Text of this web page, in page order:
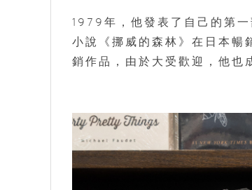
1979年，他發表了自己的第
小說《挪威的森林》在日本暢
銷作品，由於大受歡迎，他也